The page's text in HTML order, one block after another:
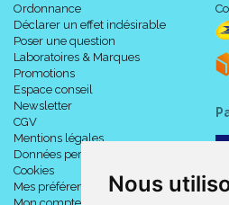
Nous
Ordonnance
Déclarer un effet indésirable
Poser une question
Laboratoires & Marques
Promotions
Espace conseil
Newsletter
CGV
Mentions légales
Données personnelles
Cookies
Mes préférences Cookies